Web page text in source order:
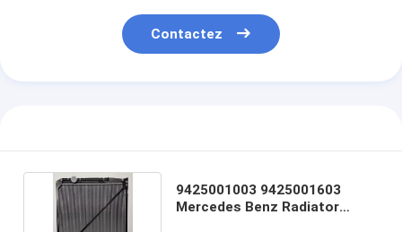
Contactez
9425001003 9425001603
Mercedes Benz Radiator